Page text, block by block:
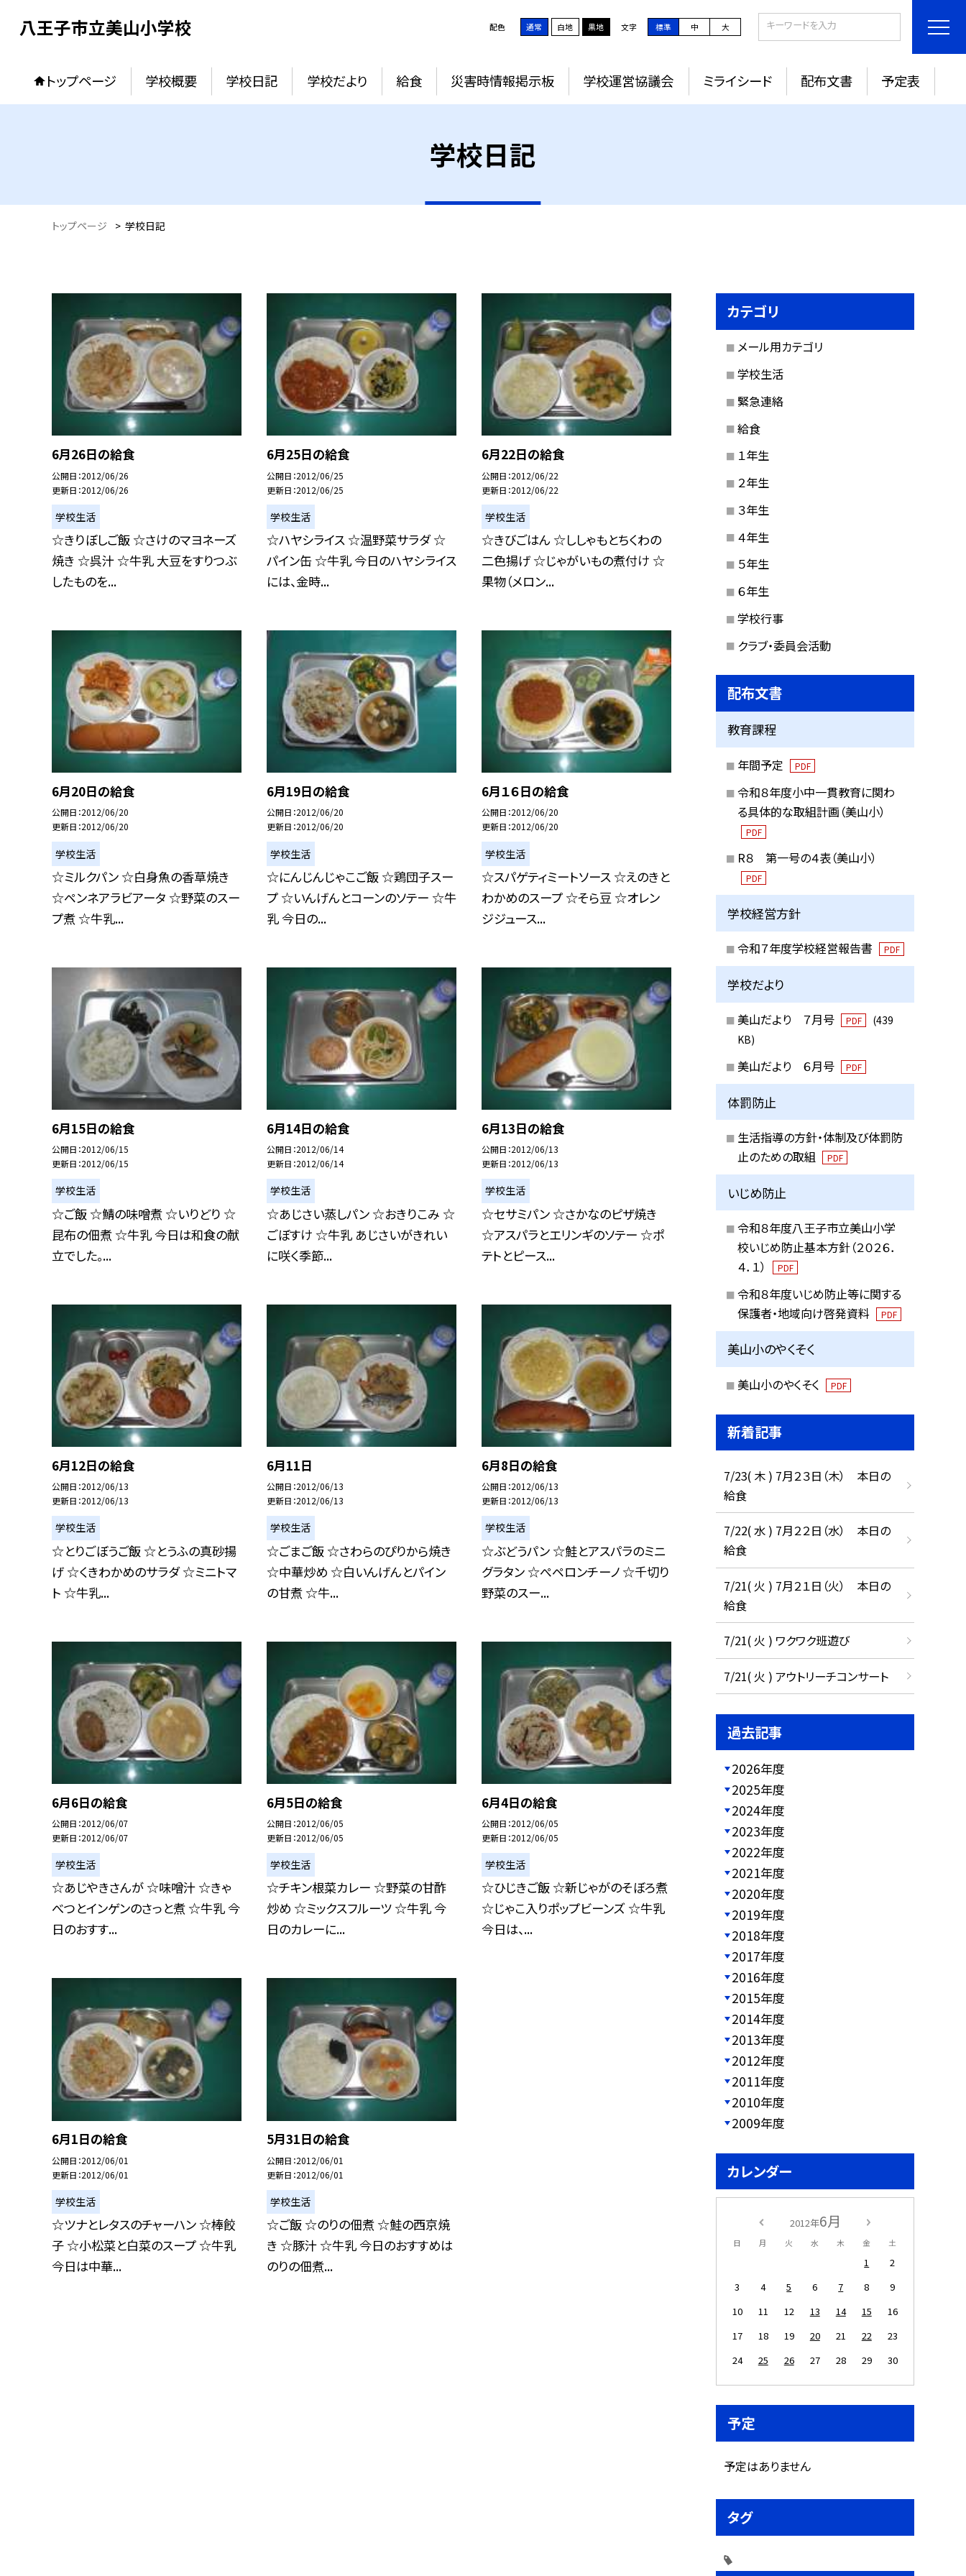
八王子市立美山小学校 配色 通常 白地 黒地 文字 標準 中 大
トップページ 学校概要 学校日記 学校だより 給食 災害時情報掲示板 学校運営協議会 ミライシード 配布文書 予定表
学校日記
トップページ > 学校日記
6月26日の給食
公開日 2012/06/26
更新日 2012/06/26
学校生活
☆きりぼしご飯 ☆さけのマヨネーズ
焼き ☆呉汁 ☆牛乳 大豆をすりつぶ
したものを...
6月25日の給食
公開日 2012/06/25
更新日 2012/06/25
学校生活
☆ハヤシライス ☆温野菜サラダ ☆
パイン缶 ☆牛乳 今日のハヤシライス
には、金時...
6月22日の給食
公開日 2012/06/22
更新日 2012/06/22
学校生活
☆きびごはん ☆ししゃもとちくわの
二色揚げ ☆じゃがいもの煮付け ☆
果物（メロン...
6月20日の給食
公開日 2012/06/20
更新日 2012/06/20
学校生活
☆ミルクパン ☆白身魚の香草焼き
☆ペンネアラビアータ ☆野菜のスー
プ煮 ☆牛乳...
6月19日の給食
公開日 2012/06/20
更新日 2012/06/20
学校生活
☆にんじんじゃこご飯 ☆鶏団子スー
プ ☆いんげんとコーンのソテー ☆牛
乳 今日の...
6月１６日の給食
公開日 2012/06/20
更新日 2012/06/20
学校生活
☆スパゲティミートソース ☆えのきと
わかめのスープ ☆そら豆 ☆オレン
ジジュース...
6月15日の給食
公開日 2012/06/15
更新日 2012/06/15
学校生活
☆ご飯 ☆鯖の味噌煮 ☆いりどり ☆
昆布の佃煮 ☆牛乳 今日は和食の献
立でした。...
6月14日の給食
公開日 2012/06/14
更新日 2012/06/14
学校生活
☆あじさい蒸しパン ☆おきりこみ ☆
ごぼすけ ☆牛乳 あじさいがきれい
に咲く季節...
6月13日の給食
公開日 2012/06/13
更新日 2012/06/13
学校生活
☆セサミパン ☆さかなのピザ焼き
☆アスパラとエリンギのソテー ☆ポ
テトとピース...
6月12日の給食
公開日 2012/06/13
更新日 2012/06/13
学校生活
☆とりごぼうご飯 ☆とうふの真砂揚
げ ☆くきわかめのサラダ ☆ミニトマ
ト ☆牛乳...
6月11日
公開日 2012/06/13
更新日 2012/06/13
学校生活
☆ごまご飯 ☆さわらのぴりから焼き
☆中華炒め ☆白いんげんとパイン
の甘煮 ☆牛...
6月8日の給食
公開日 2012/06/13
更新日 2012/06/13
学校生活
☆ぶどうパン ☆鮭とアスパラのミニ
グラタン ☆ぺペロンチーノ ☆千切り
野菜のスー...
6月6日の給食
公開日 2012/06/07
更新日 2012/06/07
学校生活
☆あじやきさんが ☆味噌汁 ☆きゃ
べつとインゲンのさっと煮 ☆牛乳 今
日のおすす...
6月5日の給食
公開日 2012/06/05
更新日 2012/06/05
学校生活
☆チキン根菜カレー ☆野菜の甘酢
炒め ☆ミックスフルーツ ☆牛乳 今
日のカレーに...
6月4日の給食
公開日 2012/06/05
更新日 2012/06/05
学校生活
☆ひじきご飯 ☆新じゃがのそぼろ煮
☆じゃこ入りポップビーンズ ☆牛乳
今日は、...
6月1日の給食
公開日 2012/06/01
更新日 2012/06/01
学校生活
☆ツナとレタスのチャーハン ☆棒餃
子 ☆小松菜と白菜のスープ ☆牛乳
今日は中華...
5月31日の給食
公開日 2012/06/01
更新日 2012/06/01
学校生活
☆ご飯 ☆のりの佃煮 ☆鮭の西京焼
き ☆豚汁 ☆牛乳 今日のおすすめは
のりの佃煮...
カテゴリ
メール用カテゴリ
学校生活
緊急連絡
給食
１年生
２年生
３年生
４年生
５年生
６年生
学校行事
クラブ・委員会活動
配布文書
教育課程
年間予定 PDF
令和８年度小中一貫教育に関わ
る具体的な取組計画（美山小）
PDF
R８ 第一号の４表（美山小）
PDF
学校経営方針
令和７年度学校経営報告書 PDF
学校だより
美山だより ７月号 PDF
(439
KB)
美山だより ６月号 PDF
体罰防止
生活指導の方針・体制及び体罰防
止のための取組
PDF
いじめ防止
令和８年度八王子市立美山小学
校いじめ防止基本方針（２０２６．
４．１）
PDF
令和８年度いじめ防止等に関する
保護者・地域向け啓発資料
PDF
美山小のやくそく
美山小のやくそく PDF
新着記事
7/23( 木 ) 7月２３日（木） 本日の
給食
7/22( 水 ) 7月２２日（水） 本日の
給食
7/21( 火 ) 7月２１日（火） 本日の
給食
7/21( 火 ) ワクワク班遊び
7/21( 火 ) アウトリーチコンサート
過去記事
2026年度
2025年度
2024年度
2023年度
2022年度
2021年度
2020年度
2019年度
2018年度
2017年度
2016年度
2015年度
2014年度
2013年度
2012年度
2011年度
2010年度
2009年度
カレンダー
2012年6月
日 月 火 水 木 金 土
1
2
3
4 5 6 7 8
9
10
11 12 13 14 15
16
17
18 19 20 21 22
23
24
25 26 27 28 29 30
予定
予定はありません
タグ